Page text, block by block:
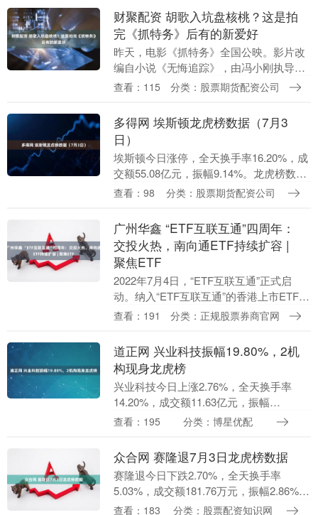
在皮克斯工作....
财聚配资 胡歌入坑盘核桃？这是拍
完《抓特务》后有的新爱好
昨天，电影《抓特务》全国公映。影片改
编自小说《无悔追踪》，由冯小刚执导，
雷佳音、胡歌、啜妮、张瑶等主演。同
细数合作的动人细节....
查看：115 分类：股票期货配资公司
多得网 埃斯顿龙虎榜数据（7月3
日）
埃斯顿今日涨停，全天换手率16.20%，成
交额55.08亿元，振幅9.14%。龙虎榜数据
显示，机构净卖出1.43亿元，深股通净卖
查看：98 分类：股票期货配资公司
广州华鑫 “ETF互联互通”四周年：
交投火热，南向通ETF持续扩容 |
聚焦ETF
2022年7月4日，“ETF互联互通”正式启
动。纳入“ETF互联互通”的香港上市ETF，
被称为“南向通ETF”；纳入“ETF互联互
查看：191 分类：正规股票券商官网
道正网 兴业科技振幅19.80%，2机
构现身龙虎榜
兴业科技今日上涨2.76%，全天换手率
14.20%，成交额11.63亿元，振幅
19.80%。龙虎榜数据显示，机构净卖出
查看：195 分类：博星优配
众合网 赛隆退7月3日龙虎榜数据
赛隆退今日下跌2.70%，全天换手率
5.03%，成交额181.76万元，振幅2.86%。
龙虎榜数据显示，营业部席位合计净卖出
查看：183 分类：股票配资知识网